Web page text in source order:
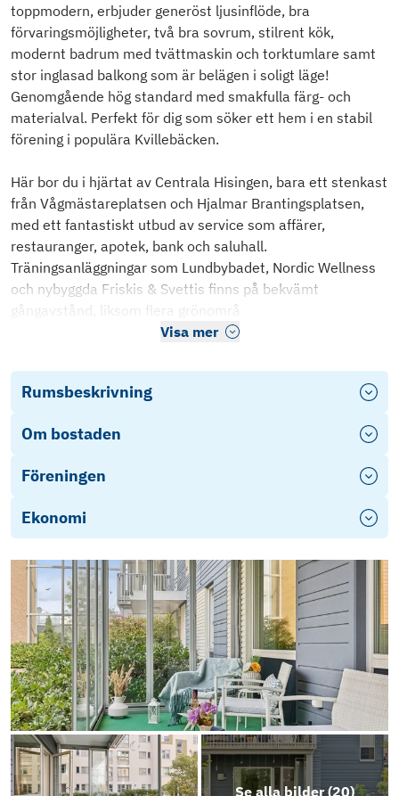
toppmodern, erbjuder generöst ljusinflöde, bra
förvaringsmöjligheter, två bra sovrum, stilrent kök,
modernt badrum med tvättmaskin och torktumlare samt
stor inglasad balkong som är belägen i soligt läge!
Genomgående hög standard med smakfulla färg- och
materialval. Perfekt för dig som söker ett hem i en stabil
förening i populära Kvillebäcken.
Här bor du i hjärtat av Centrala Hisingen, bara ett stenkast
från Vågmästareplatsen och Hjalmar Brantingsplatsen,
med ett fantastiskt utbud av service som affärer,
restauranger, apotek, bank och saluhall.
Träningsanläggningar som Lundbybadet, Nordic Wellness
och nybyggda Friskis & Svettis finns på bekvämt
gångavstånd, liksom flera grönområ
Visa mer
Rumsbeskrivning
Om bostaden
Föreningen
Ekonomi
Se alla bilder (20)